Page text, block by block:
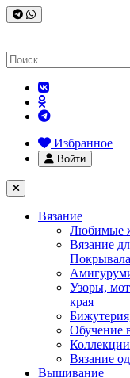
Избранное
Войти
Вязание
Любимые
Вязание
Узоры,
края
Обучение
Вязание
Вышивание